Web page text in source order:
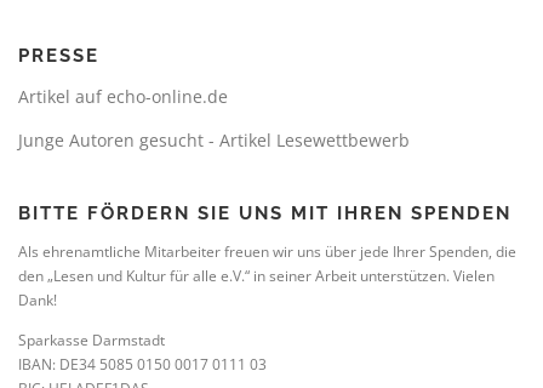
PRESSE
Artikel auf echo-online.de
Junge Autoren gesucht - Artikel Lesewettbewerb
BITTE FÖRDERN SIE UNS MIT IHREN SPENDEN
Als ehrenamtliche Mitarbeiter freuen wir uns über jede Ihrer Spenden, die
den „Lesen und Kultur für alle e.V.“ in seiner Arbeit unterstützen. Vielen
Dank!
Sparkasse Darmstadt
IBAN: DE34 5085 0150 0017 0111 03